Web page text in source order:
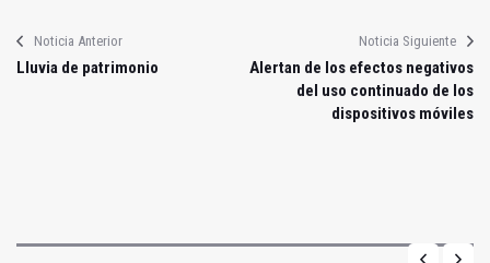
Noticia Anterior
Lluvia de patrimonio
Noticia Siguiente
Alertan de los efectos negativos
del uso continuado de los
dispositivos móviles